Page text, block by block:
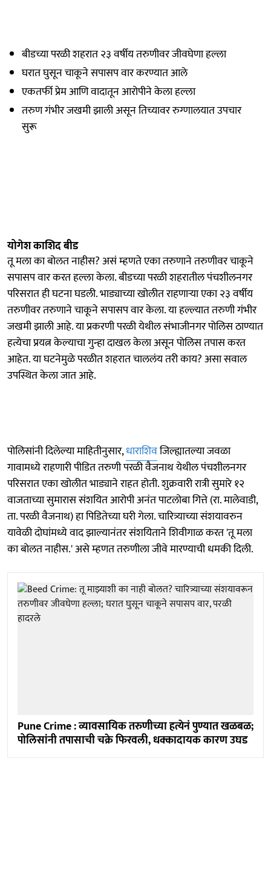
बीडच्या परळी शहरात २३ वर्षीय तरुणीवर जीवघेणा हल्ला
घरात घुसून चाकूने सपासप वार करण्यात आले
एकतर्फी प्रेम आणि वादातून आरोपीने केला हल्ला
तरुण गंभीर जखमी झाली असून तिच्यावर रुग्णालयात उपचार
सुरू
योगेश काशिद बीड
तू मला का बोलत नाहीस? असं म्हणते एका तरुणाने तरुणीवर चाकूने
सपासप वार करत हल्ला केला. बीडच्या परळी शहरातील पंचशीलनगर
परिसरात ही घटना घडली. भाड्याच्या खोलीत राहणाऱ्या एका २३ वर्षीय
तरुणीवर तरुणाने चाकूने सपासप वार केला. या हल्ल्यात तरुणी गंभीर
जखमी झाली आहे. या प्रकरणी परळी येथील संभाजीनगर पोलिस ठाण्यात
हत्येचा प्रयत्न केल्याचा गुन्हा दाखल केला असून पोलिस तपास करत
आहेत. या घटनेमुळे परळीत शहरात चाललंय तरी काय? असा सवाल
उपस्थित केला जात आहे.
पोलिसांनी दिलेल्या माहितीनुसार,धाराशिवजिल्ह्यातल्या जवळा
गावामध्ये राहणारी पीडित तरुणी परळी वैजनाथ येथील पंचशीलनगर
परिसरात एका खोलीत भाड्याने राहत होती. शुक्रवारी रात्री सुमारे १२
वाजताच्या सुमारास संशयित आरोपी अनंत पाटलोबा गित्ते (रा. मालेवाडी,
ता. परळी वैजनाथ) हा पिडितेच्या घरी गेला. चारित्र्याच्या संशयावरुन
यावेळी दोघांमध्ये वाद झाल्यानंतर संशयिताने शिवीगाळ करत 'तू मला
का बोलत नाहीस.' असे म्हणत तरुणीला जीवे मारण्याची धमकी दिली.
Pune Crime : व्यावसायिक तरुणीच्या हत्येनं पुण्यात खळबळ;
पोलिसांनी तपासाची चक्रे फिरवली, धक्कादायक कारण उघड